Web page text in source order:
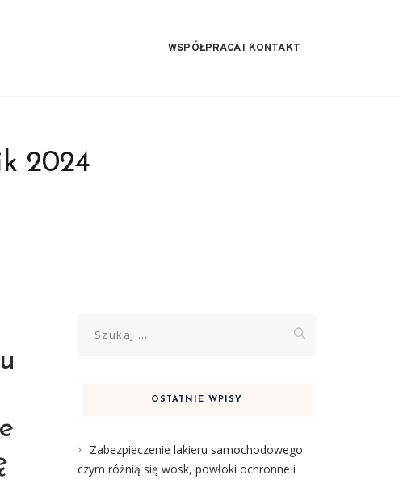
WSPÓŁPRACA I KONTAKT
2024
OSTATNIE WPISY
Zabezpieczenie lakieru samochodowego:
czym różnią się wosk, powłoki ochronne i